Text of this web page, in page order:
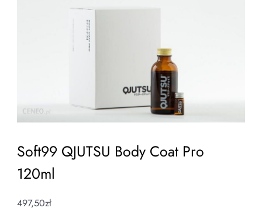
Soft99 QJUTSU Body Coat Pro
120ml
497,50zł